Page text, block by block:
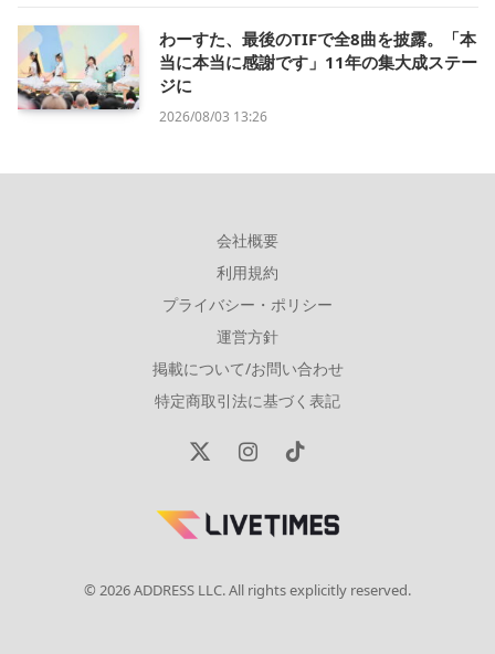
わーすた、最後のTIFで全8曲を披露。「本
当に本当に感謝です」11年の集大成ステー
ジに
2026/08/03 13:26
会社概要
利用規約
プライバシー・ポリシー
運営方針
掲載について/お問い合わせ
特定商取引法に基づく表記
X
InstagramTikTok
© 2026 ADDRESS LLC. All rights explicitly reserved.